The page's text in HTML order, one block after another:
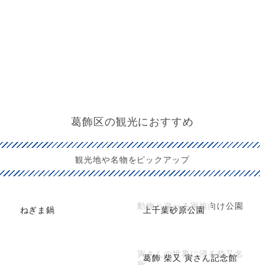
葛飾区の観光におすすめ
観光地や名物をピックアップ
ねぎま鍋 上千葉砂原公園
動物と遊べる家族向け公園
葛飾 柴又 寅さん記念館
寅さんの世界に浸る柴又名